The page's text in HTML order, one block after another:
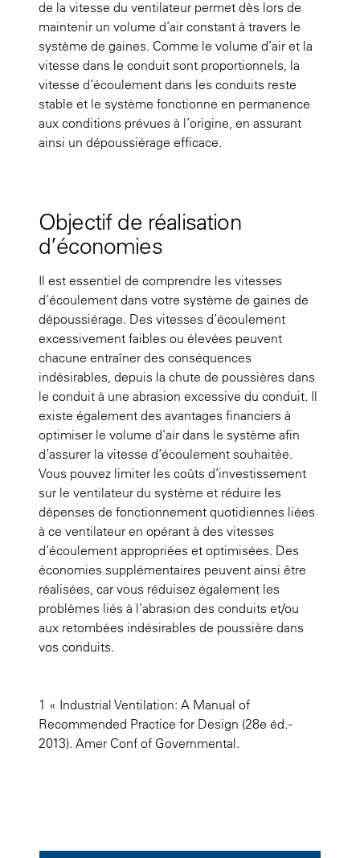
de la vitesse du ventilateur permet dès lors de
maintenir un volume d’air constant à travers le
système de gaines. Comme le volume d’air et la
vitesse dans le conduit sont proportionnels, la
vitesse d’écoulement dans les conduits reste
stable et le système fonctionne en permanence
aux conditions prévues à l’origine, en assurant
ainsi un dépoussiérage efficace.
Objectif de réalisation
d’économies
Il est essentiel de comprendre les vitesses
d’écoulement dans votre système de gaines de
dépoussiérage. Des vitesses d’écoulement
excessivement faibles ou élevées peuvent
chacune entraîner des conséquences
indésirables, depuis la chute de poussières dans
le conduit à une abrasion excessive du conduit. Il
existe également des avantages financiers à
optimiser le volume d’air dans le système afin
d’assurer la vitesse d’écoulement souhaitée.
Vous pouvez limiter les coûts d’investissement
sur le ventilateur du système et réduire les
dépenses de fonctionnement quotidiennes liées
à ce ventilateur en opérant à des vitesses
d’écoulement appropriées et optimisées. Des
économies supplémentaires peuvent ainsi être
réalisées, car vous réduisez également les
problèmes liés à l’abrasion des conduits et/ou
aux retombées indésirables de poussière dans
vos conduits.
1 « Industrial Ventilation: A Manual of
Recommended Practice for Design (28e éd. -
2013). Amer Conf of Governmental.